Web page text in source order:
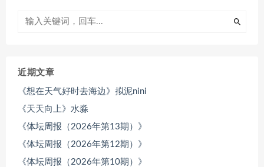
近期文章
《想在天气好时去海边》拟泥nini
《天天向上》水淼
《体坛周报（2026年第13期）》
《体坛周报（2026年第12期）》
《体坛周报（2026年第10期）》